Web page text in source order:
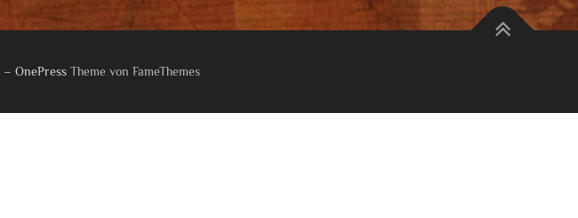
– OnePress Theme von FameThemes